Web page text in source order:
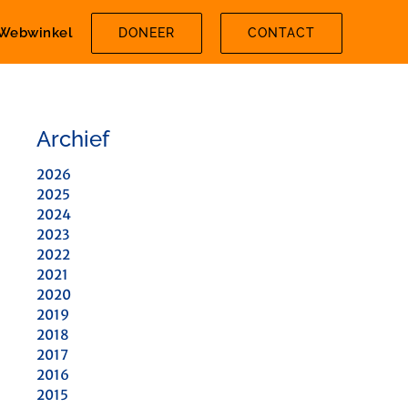
DONEER CONTACT
Archief
2026
2025
2024
2023
2022
2021
2020
2019
2018
2017
2016
2015